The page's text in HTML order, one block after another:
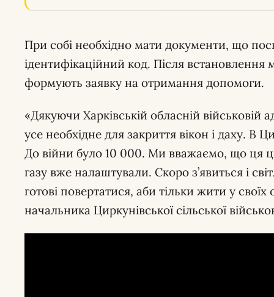
При собі необхідно мати документи, що
ідентифікаційний код. Після встановлення
формують заявку на отримання допомоги.
«Дякуючи Харківській обласній військовій
усе необхідне для закриття вікон і даху. В
До війни було 10 000. Ми вважаємо, що ця
газу вже налаштували. Скоро з’явиться і
готові повертатися, аби тільки жити у
начальника Циркунівської сільської